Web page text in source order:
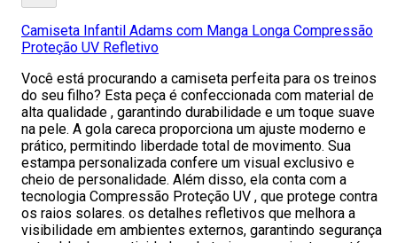
Camiseta Infantil Adams com Manga Longa Compressão
Proteção UV Refletivo
Você está procurando a camiseta perfeita para os treinos
do seu filho? Esta peça é confeccionada com material de
alta qualidade , garantindo durabilidade e um toque suave
na pele. A gola careca proporciona um ajuste moderno e
prático, permitindo liberdade total de movimento. Sua
estampa personalizada confere um visual exclusivo e
cheio de personalidade. Além disso, ela conta com a
tecnologia Compressão Proteção UV , que protege contra
os raios solares. os detalhes refletivos que melhora a
visibilidade em ambientes externos, garantindo segurança